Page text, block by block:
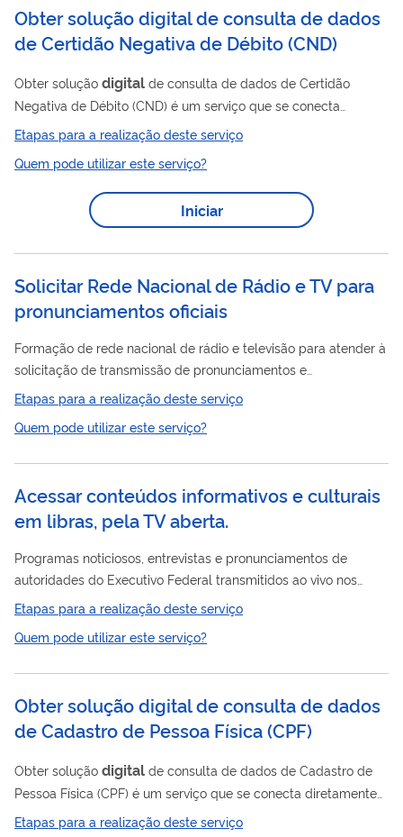
Obter solução digital de consulta de dados
de Certidão Negativa de Débito (CND)
Obter solução digital de consulta de dados de Certidão
Negativa de Débito (CND) é um serviço que se conecta
diretamente nas bases da Secretaria da Receita Federal do
Brasil (RFB) e da Procuradoria-Geral da Fazenda Nacional
(PGFN), por meio de uma ferramenta (API), para consulta
segura e confiável às informações públicas relacionadas a
todos os créditos tributários federais e Dívida Ativa da União
Para realizar...
Etapas para a realização deste serviço
Quem pode utilizar este serviço?
Iniciar
Solicitar Rede Nacional de Rádio e TV para
pronunciamentos oficiais
Formação de rede nacional de rádio e televisão para atender à
solicitação de transmissão de pronunciamentos e
comunicados oficiais sobre temas de relevância e interesse
nacionais, como campanhas de vacinação para evitar
epidemias. Disponibilizado para todas as emissoras públicas e
transmissões em Rede Nacional, também se faz a produção e
a geração desses conteúdos. A lista de conteúdos...
Etapas para a realização deste serviço
Quem pode utilizar este serviço?
Acessar conteúdos informativos e culturais
em libras, pela TV aberta.
Programas noticiosos, entrevistas e pronunciamentos de
autoridades do Executivo Federal transmitidos ao vivo nos
canais abertos do Governo Federal (Canal Gov) e da
tradução em Libras de conteúdos audiovisuais (filmes) e do
Repórter Brasil - transmitido ao vivo diariamente, com as
presidente da República também são transmitidas com
tradução em libras, pelo Canal Gov e...
Etapas para a realização deste serviço
Quem pode utilizar este serviço?
Obter solução digital de consulta de dados
de Cadastro de Pessoa Física (CPF)
Obter solução digital de consulta de dados de Cadastro de
Pessoa Física (CPF) é um serviço que se conecta diretamente
nas bases da Secretaria da Receita Federal (RFB) para
Etapas para a realização deste serviço